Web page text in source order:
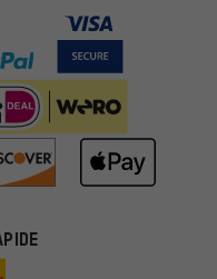
nous aident à identifier tes
et des conseils sur mesure.